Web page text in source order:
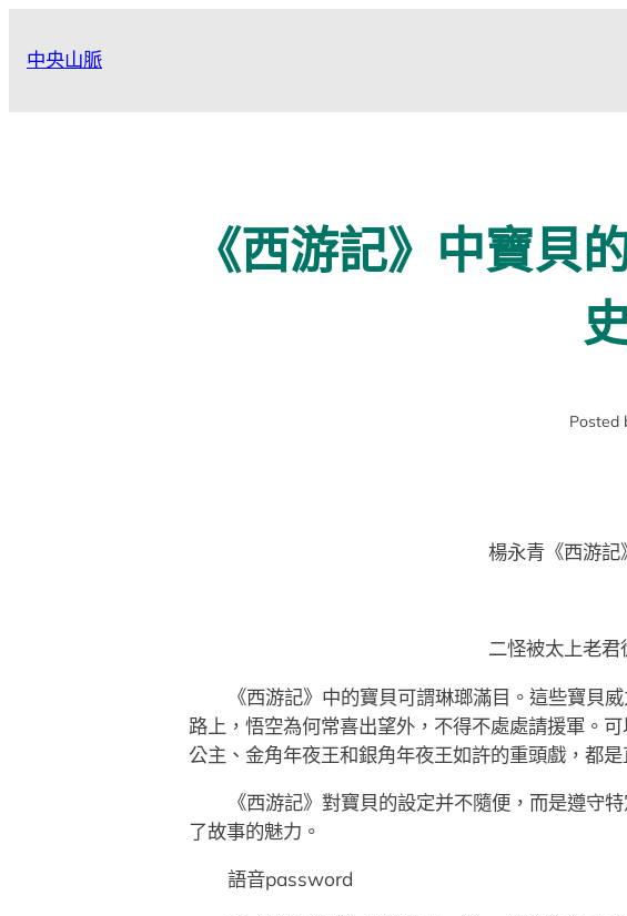
中央山脈
《西游記》中寶貝
Posted
楊永青《西游
二怪被太上老
《西游記》中的寶貝可謂琳瑯滿目。這些寶貝
路上，悟空為何常喜出望外，不得不處處請援軍。
公主、金角年夜王和銀角年夜王如許的重頭戲，都
《西游記》對寶貝的設定并不隨便，而是遵守
了故事的魅力。
語音password